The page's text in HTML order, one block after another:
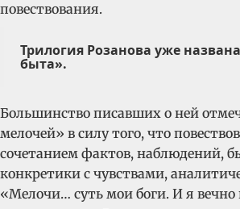
повествования.
Трилогия Розанова уже
быта».
Большинство писавших о ней
мелочей» в силу того, что
сочетанием фактов, наблюдений,
конкретики с чувствами,
«Мелочи… суть мои боги. И я